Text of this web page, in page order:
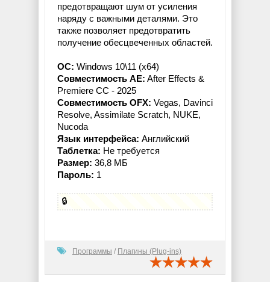
предотвращают шум от усиления
наряду с важными деталями. Это
также позволяет предотвратить
получение обесцвеченных областей.
ОС: Windows 10\11 (x64)
Совместимость AE: After Effects &
Premiere CC - 2025
Совместимость OFX: Vegas, Davinci
Resolve, Assimilate Scratch, NUKE,
Nucoda
Язык интерфейса: Английский
Таблетка: Не требуется
Размер: 36,8 МБ
Пароль: 1
🔒
Программы / Плагины (Plug-ins)